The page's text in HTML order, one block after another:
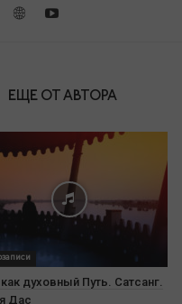
ЕЩЕ ОТ АВТОРА
духовный Путь. Сатсанг.
Дас